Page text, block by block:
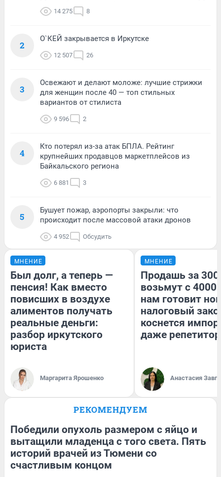
14 275 8
2
О`КЕЙ закрывается в Иркутске
12 507 26
3
Освежают и делают моложе: лучшие стрижки
для женщин после 40 — топ стильных
вариантов от стилиста
9 596 2
4
Кто потерял из-за атак БПЛА. Рейтинг
крупнейших продавцов маркетплейсов из
Байкальского региона
6 881 3
5
Бушует пожар, аэропорты закрыли: что
происходит после массовой атаки дронов
4 952 Обсудить
МНЕНИЕ
Был долг, а теперь —
пенсия! Как вместо
повисших в воздухе
алиментов получать
реальные деньги:
разбор иркутского
юриста
Маргарита Ярошенко
МНЕНИЕ
Продашь за
возьмут с
нам готовит
налоговый
коснется
даже
Анастасия
РЕКОМЕНДУЕМ
Победили опухоль размером с яйцо и
вытащили младенца с того света. Пять
историй врачей из Тюмени со
счастливым концом